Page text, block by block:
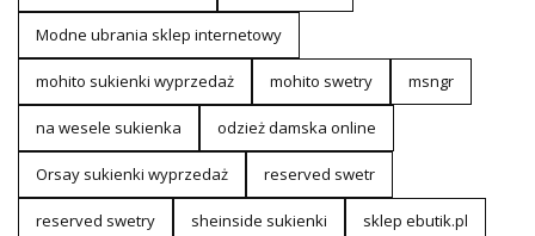
Modne ubrania sklep internetowy
mohito sukienki wyprzedaż mohito swetry msngr
na wesele sukienka odzież damska online
Orsay sukienki wyprzedaż reserved swetr
reserved swetry sheinside sukienki sklep ebutik.pl